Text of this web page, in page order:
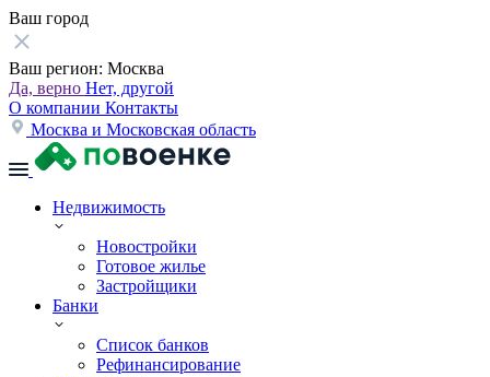
Ваш город
Ваш регион: Москва
Да, верно Нет, другой
О компании Контакты
Москва и Московская область
Недвижимость
Новостройки
Готовое жилье
Застройщики
Банки
Список банков
Рефинансирование